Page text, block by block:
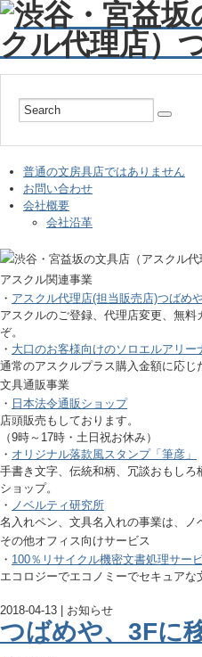
普通の文房具店ではありません
お問い合わせ
会社概要
会社沿革
アスクル関連事業
・ アスクル代理店(担当販売店)つばめ
アスクルのご登録、代理店変更、無
ぞ。
・ 大口のお客様向けのソロエルアリー
通常のアスクルプラス購入金額に応じ
文具通販事業
・ 日本法令通販ショップ
店頭販売もしております。
（9時～17時・土日祝お休み）
・ オリジナル落款風スタンプ「筆彦」
手書き文字、伝統和柄、冗談おもし
ショップ。
・ ノベルティ研究所
名入れペン、文具名入れの事業は、ノ
その他オフィス向けサービス
・ 100％リサイクル機密文書処理サー
エコロジーでエコノミーでセキュアな
2018-04-13 | お知らせ
つばめや、3Fに